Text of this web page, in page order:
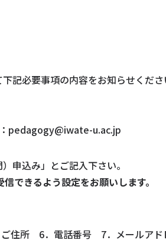
必要事項の内容をお知らせくださ
u.ac.jp
申込み」とご記入下さい。
できるよう設定をお願いします。
住所 6．電話番号 7．メールアド